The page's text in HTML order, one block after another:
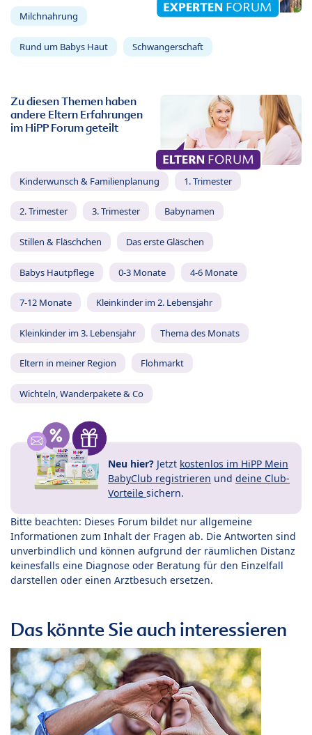
Milchnahrung
Rund um Babys Haut Schwangerschaft
Zu diesen Themen haben
andere Eltern Erfahrungen
im HiPP Forum geteilt
Kinderwunsch & Familienplanung 1. Trimester
2. Trimester 3. Trimester Babynamen
Stillen & Fläschchen Das erste Gläschen
Babys Hautpflege 0-3 Monate 4-6 Monate
7-12 Monate Kleinkinder im 2. Lebensjahr
Kleinkinder im 3. Lebensjahr Thema des Monats
Eltern in meiner Region Flohmarkt
Wichteln, Wanderpakete & Co
Neu hier? Jetzt kostenlos im HiPP Mein
BabyClub registrieren und deine Club-
Vorteile sichern.
Bitte beachten: Dieses Forum bildet nur allgemeine
Informationen zum Inhalt der Fragen ab. Die Antworten sind
unverbindlich und können aufgrund der räumlichen Distanz
keinesfalls eine Diagnose oder Beratung für den Einzelfall
darstellen oder einen Arztbesuch ersetzen.
Das könnte Sie auch interessieren